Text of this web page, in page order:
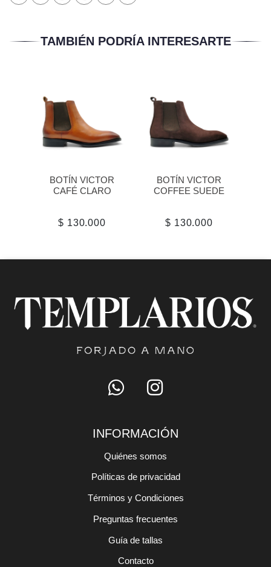
TAMBIÉN PODRÍA INTERESARTE
BOTÍN VICTOR
CAFÉ CLARO
$ 130.000
BOTÍN VICTOR
COFFEE SUEDE
$ 130.000
INFORMACIÓN
Quiénes somos
Políticas de privacidad
Términos y Condiciones
Preguntas frecuentes
Guía de tallas
Contacto